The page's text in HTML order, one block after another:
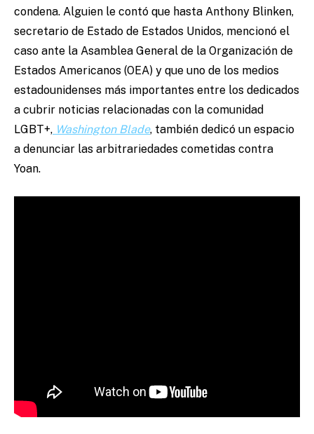
condena. Alguien le contó que hasta Anthony Blinken,
secretario de Estado de Estados Unidos, mencionó el
caso ante la Asamblea General de la Organización de
Estados Americanos (OEA) y que uno de los medios
estadounidenses más importantes entre los dedicados
a cubrir noticias relacionadas con la comunidad
LGBT+, Washington Blade, también dedicó un espacio
a denunciar las arbitrariedades cometidas contra
Yoan.